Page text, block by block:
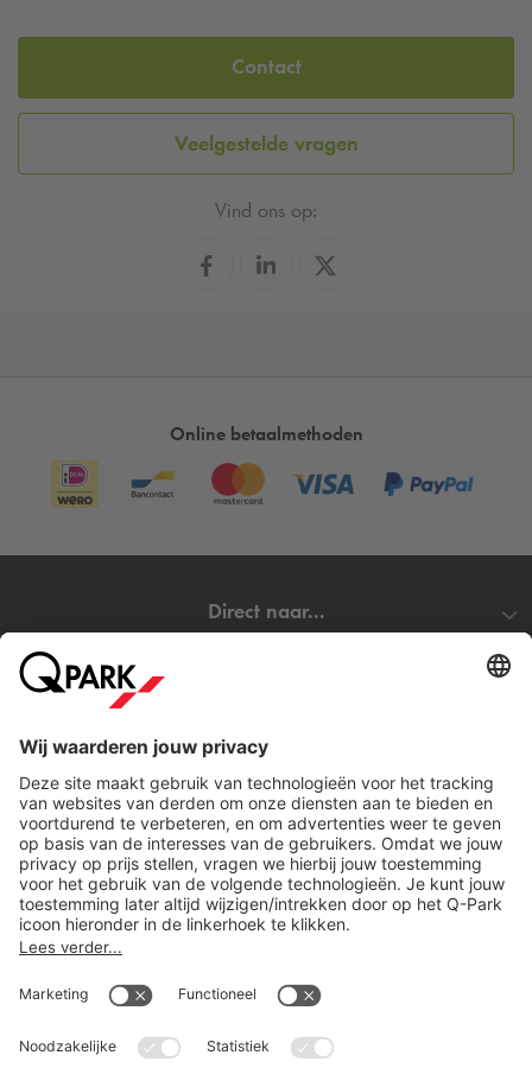
Contact
Veelgestelde vragen
Vind ons op:
Online betaalmethoden
Direct naar...
Copyright
Privacy statement